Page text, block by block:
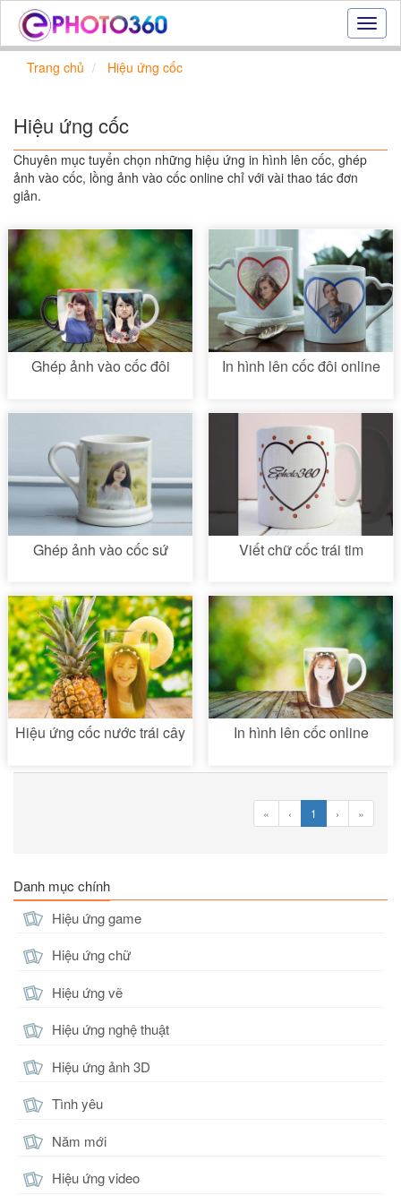
Hiệu
ứng
đẹp
online
Trang chủ Hiệu ứng cốc
Hiệu ứng cốc
Chuyên mục tuyển chọn những hiệu ứng in hình lên cốc, ghép
ảnh vào cốc, lồng ảnh vào cốc online chỉ với vài thao tác đơn
giản.
Ghép ảnh vào cốc đôi In hình lên cốc đôi online
Ghép ảnh vào cốc sứ Viết chữ cốc trái tim
Hiệu ứng cốc nước trái cây In hình lên cốc online
« ‹ 1 › »
Danh mục chính
Hiệu ứng game
Hiệu ứng chữ
Hiệu ứng vẽ
Hiệu ứng nghệ thuật
Hiệu ứng ảnh 3D
Tình yêu
Năm mới
Hiệu ứng video